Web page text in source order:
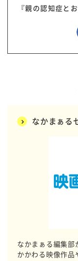
『親の認知症と
なかまぁ
なかまぁる編集部
かかわる映像作品